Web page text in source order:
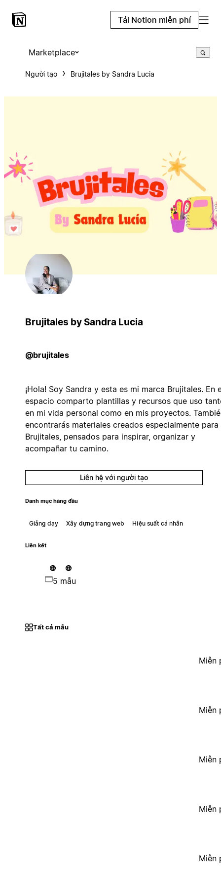
Tải Notion miễn phí
Marketplace
Người tạo Brujitales by Sandra Lucia
Brujitales by Sandra Lucia
@brujitales
¡Hola! Soy Sandra y esta es mi marca Brujitales. En
espacio comparto plantillas y recursos que uso
en mi vida personal como en mis proyectos.
encontrarás materiales creados especialmente para
Brujitales, pensados para inspirar, organizar y
acompañar tu camino.
Liên hệ với người tạo
Danh mục hàng đầu
Giảng dạy Xây dựng trang web Hiệu suất cá nhân
Liên kết
5 mẫu
Tất cả mẫu
Miễn
Miễn
Miễn
Miễn
Miễn